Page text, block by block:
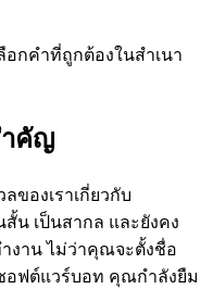
กคำที่ถูกต้องในสำเนา
ำคัญ
ของเราเกี่ยวกับ
น เป็นสากล และยังคง
งาน ไม่ว่าคุณจะตั้งชื่อ
อฟต์แวร์บอท คุณกำลังยืม